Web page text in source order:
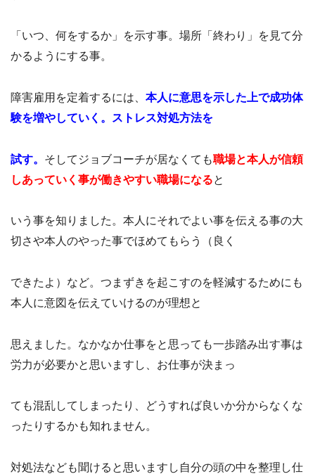
「いつ、何をするか」を示す事。場所「終わり」を見て分
かるようにする事。
障害雇用を定着するには、 本人に意思を示した上で成功体
験を増やしていく。
ストレス対処方法を
試す。 そしてジョブコーチが居なくても職場と本人が信頼
しあっていく事が働きやすい職場になると
いう事を知りました。本人にそれでよい事を伝える事の大
切さや本人のやった事でほめてもらう（良く
できたよ）など。つまずきを起こすのを軽減するためにも
本人に意図を伝えていけるのが理想と
思えました。なかなか仕事をと思っても一歩踏み出す事は
労力が必要かと思いますし、お仕事が決まっ
ても混乱してしまったり、どうすれば良いか分からなくな
ったりするかも知れません。
対処法なども聞けると思いますし自分の頭の中を整理し仕